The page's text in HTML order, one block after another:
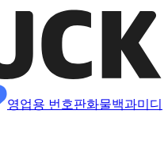
영업용 번호판화물백과미디